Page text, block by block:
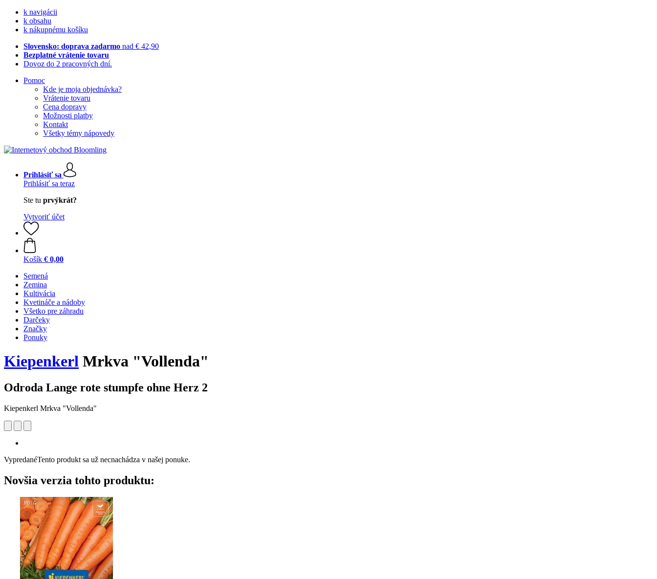
k navigácii
k obsahu
k nákupnému košíku
Slovensko: doprava zadarmo nad € 42,90
Bezplatné vrátenie tovaru
Dovoz do 2 pracovných dní.
Pomoc
Kde je moja objednávka?
Vrátenie tovaru
Cena dopravy
Možnosti platby
Kontakt
Všetky témy nápovedy
Prihlásiť sa
Prihlásiť sa teraz
Ste tu prvýkrát?
Vytvoriť účet
Košík € 0,00
Semená
Zemina
Kultivácia
Kvetináče a nádoby
Všetko pre záhradu
Darčeky
Značky
Ponuky
Kiepenkerl Mrkva "Vollenda"
Odroda Lange rote stumpfe ohne Herz 2
Kiepenkerl Mrkva "Vollenda"
VypredanéTento produkt sa už necnachádza v našej ponuke.
Novšia verzia tohto produktu: